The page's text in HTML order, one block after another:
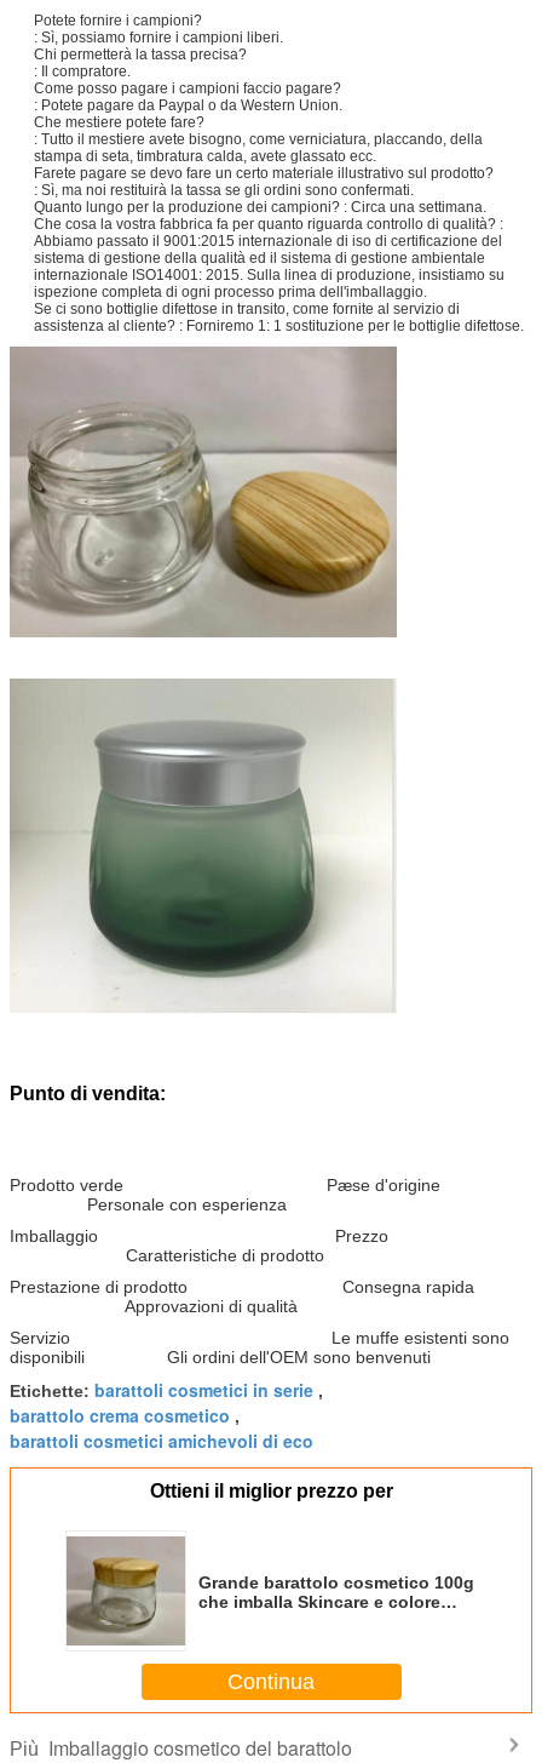
Potete fornire i campioni?
: Sì, possiamo fornire i campioni liberi.
Chi permetterà la tassa precisa?
: Il compratore.
Come posso pagare i campioni faccio pagare?
: Potete pagare da Paypal o da Western Union.
Che mestiere potete fare?
: Tutto il mestiere avete bisogno, come verniciatura, placcando, della
stampa di seta, timbratura calda, avete glassato ecc.
Farete pagare se devo fare un certo materiale illustrativo sul prodotto?
: Sì, ma noi restituirà la tassa se gli ordini sono confermati.
Quanto lungo per la produzione dei campioni? : Circa una settimana.
Che cosa la vostra fabbrica fa per quanto riguarda controllo di qualità? :
Abbiamo passato il 9001:2015 internazionale di iso di certificazione del
sistema di gestione della qualità ed il sistema di gestione ambientale
internazionale ISO14001: 2015. Sulla linea di produzione, insistiamo su
ispezione completa di ogni processo prima dell'imballaggio.
Se ci sono bottiglie difettose in transito, come fornite al servizio di
assistenza al cliente? : Forniremo 1: 1 sostituzione per le bottiglie difettose.
Punto di vendita:
Prodotto verde Pæse d'origine
Personale con esperienza
Imballaggio Prezzo
Caratteristiche di prodotto
Prestazione di prodotto Consegna rapida
Approvazioni di qualità
Servizio Le muffe esistenti sono
disponibili Gli ordini dell'OEM sono benvenuti
Etichette: barattoli cosmetici in serie ,
barattolo crema cosmetico ,
barattoli cosmetici amichevoli di eco
Ottieni il miglior prezzo per
Grande barattolo cosmetico 100g
che imballa Skincare e colore
Continua
Più Imballaggio cosmetico del barattolo